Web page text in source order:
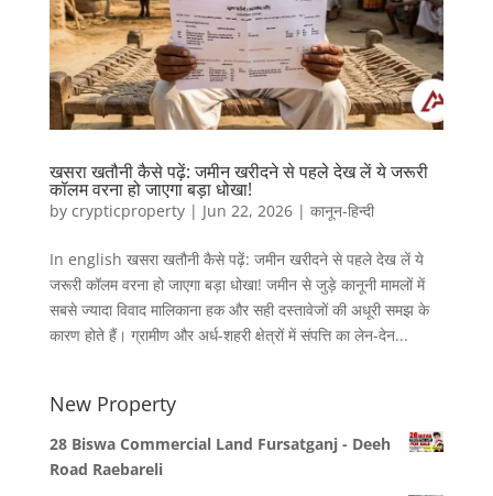
खसरा खतौनी कैसे पढ़ें: जमीन खरीदने से पहले देख लें ये जरूरी
कॉलम वरना हो जाएगा बड़ा धोखा!
by crypticproperty| Jun 22, 2026| कानून-हिन्दी
In english खसरा खतौनी कैसे पढ़ें: जमीन खरीदने से पहले देख लें ये
जरूरी कॉलम वरना हो जाएगा बड़ा धोखा! जमीन से जुड़े कानूनी मामलों में
सबसे ज्यादा विवाद मालिकाना हक और सही दस्तावेजों की अधूरी समझ के
कारण होते हैं। ग्रामीण और अर्ध-शहरी क्षेत्रों में संपत्ति का लेन-देन...
New Property
28 Biswa Commercial Land Fursatganj - Deeh
Road Raebareli